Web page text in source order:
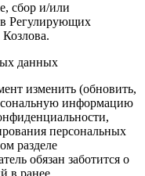
сбор и/или
в Регулирующих
данных
изменить (обновить,
информацию
персональных
разделе
обязан заботится о
в ранее